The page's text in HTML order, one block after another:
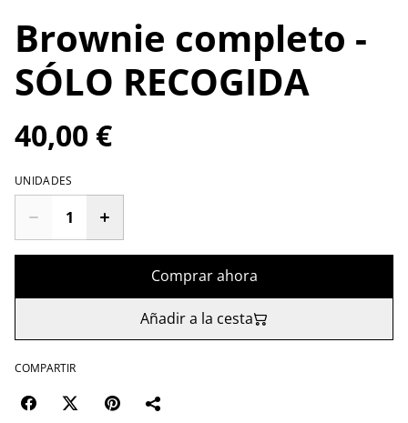
Brownie completo -
SÓLO RECOGIDA
40,00 €
UNIDADES
Comprar ahora
Añadir a la cesta
COMPARTIR